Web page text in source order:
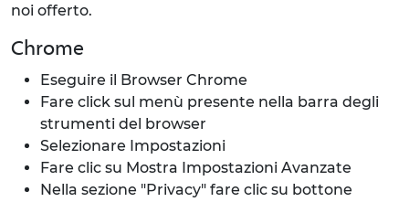
noi offerto.
Chrome
Eseguire il Browser Chrome
Fare click sul menù presente nella barra degli
strumenti del browser
Selezionare Impostazioni
Fare clic su Mostra Impostazioni Avanzate
Nella sezione "Privacy" fare clic su bottone